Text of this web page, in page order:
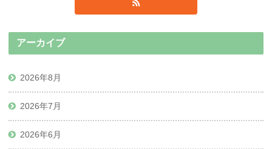
アーカイブ
2026年8月
2026年7月
2026年6月